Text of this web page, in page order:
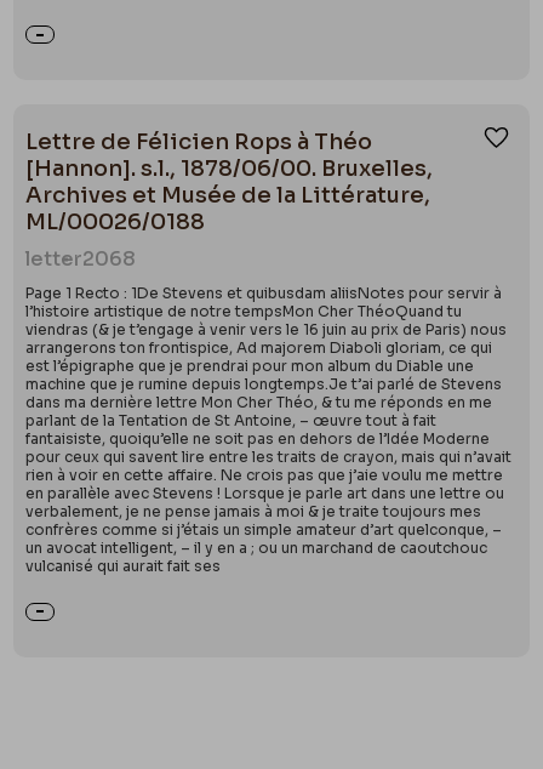
Lettre de Félicien Rops à Théo
[Hannon]. s.l., 1878/06/00. Bruxelles,
Archives et Musée de la Littérature,
ML/00026/0188
letter2068
Page 1 Recto : 1De Stevens et quibusdam aliisNotes pour servir à
l’histoire artistique de notre tempsMon Cher ThéoQuand tu
viendras (& je t’engage à venir vers le 16 juin au prix de Paris) nous
arrangerons ton frontispice, Ad majorem Diaboli gloriam, ce qui
est l’épigraphe que je prendrai pour mon album du Diable une
machine que je rumine depuis longtemps.Je t’ai parlé de Stevens
dans ma dernière lettre Mon Cher Théo, & tu me réponds en me
parlant de la Tentation de St Antoine, – œuvre tout à fait
fantaisiste, quoiqu’elle ne soit pas en dehors de l’Idée Moderne
pour ceux qui savent lire entre les traits de crayon, mais qui n’avait
rien à voir en cette affaire. Ne crois pas que j’aie voulu me mettre
en parallèle avec Stevens ! Lorsque je parle art dans une lettre ou
verbalement, je ne pense jamais à moi & je traite toujours mes
confrères comme si j’étais un simple amateur d’art quelconque, –
un avocat intelligent, – il y en a ; ou un marchand de caoutchouc
vulcanisé qui aurait fait ses